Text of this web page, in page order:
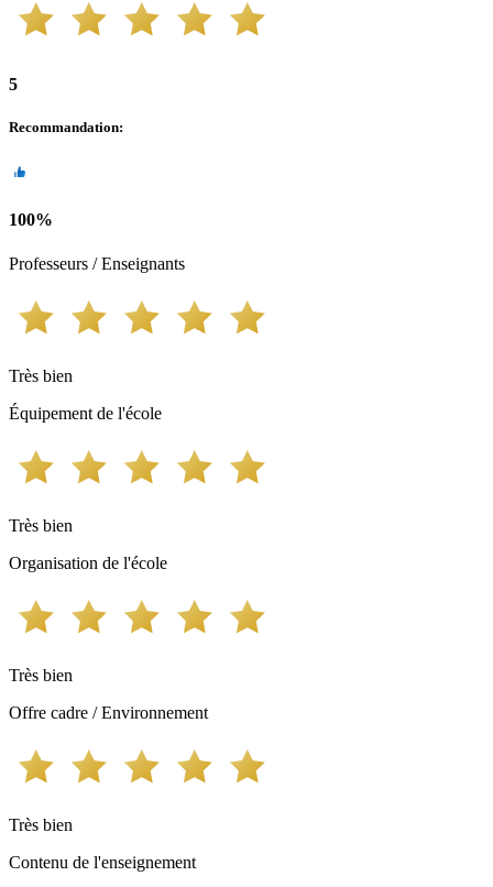
5
Recommandation:
100%
Professeurs / Enseignants
Très bien
Équipement de l'école
Très bien
Organisation de l'école
Très bien
Offre cadre / Environnement
Très bien
Contenu de l'enseignement